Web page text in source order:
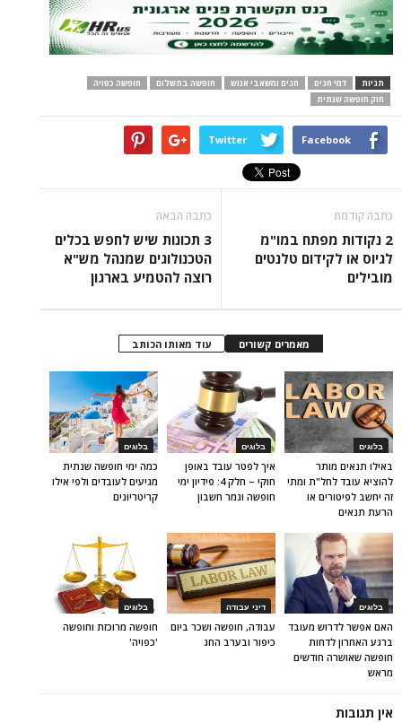
תגיות דמי חגים חגים ומשאבי אנוש חופשה בתשלום
חופשה כפויה
חוק חופשה שנתית
Facebook
Twitter
כתבה קודמת
2 נקודות מפתח במו"מ
לגיוס או לקידום טלנטים
מובילים
כתבה הבאה
3 תכונות שיש לחפש בכלים
הטכנולוגים שמנהל מש"א
רוצה להטמיע בארגון
מאמרים קשורים עוד מאותו הכותב
בלוגים
כמה ימי חופשה שנתית
מגיעים לעובדים ולפי אילו
קריטריונים
בלוגים
איך לפטר עובד באופן
חוקי – חלק 4: פידיון ימי
חופשה וגמר חשבון
בלוגים
באילו תנאים מותר
להוציא עובד לחל"ת ומתי
זה יחשב לפיטורים או
הרעת תנאים
בלוגים
חופשה מרוכזת וחופשה
'כפויה'
דיני עבודה
עבודה, חופשה ושכר ביום
כיפור ובערב החג
בלוגים
האם אפשר לדרוש מעובד
ברגע האחרון לדחות
חופשה שאושרה חודשים
מראש
אין תגובות